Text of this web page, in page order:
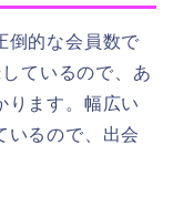
倒的な会員数で
ているので、あ
ります。幅広い
いるので、出会